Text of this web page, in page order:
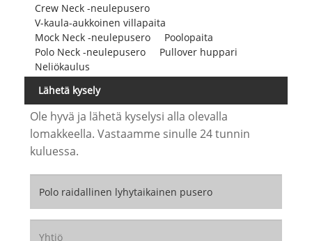
Crew Neck -neulepusero
V-kaula-aukkoinen villapaita
Mock Neck -neulepusero
Poolopaita
Polo Neck -neulepusero
Pullover huppari
Neliökaulus
Lähetä kysely
Ole hyvä ja lähetä kyselysi alla olevalla
lomakkeella. Vastaamme sinulle 24 tunnin
kuluessa.